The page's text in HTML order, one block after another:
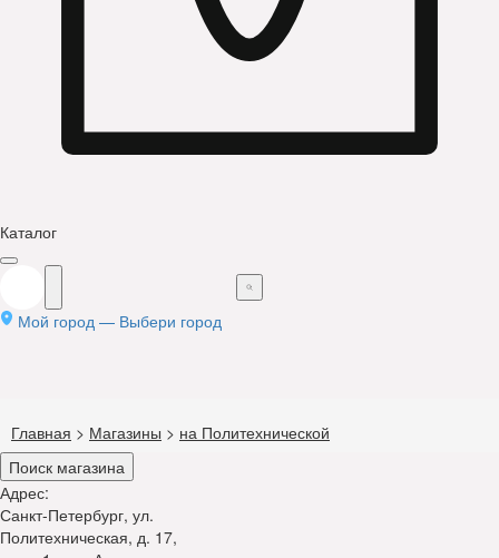
Каталог
Мой город — Выбери город
Главная > Магазины > на Политехнической
Поиск магазина
Адрес:
Санкт-Петербург, ул.
Политехническая, д. 17,